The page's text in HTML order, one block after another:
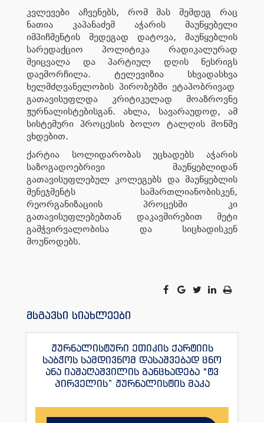
კვლევები აჩვენებს, რომ მას შემდეგ რაც
ნათია კაპანაძემ აჭარის მაუწყებელი
იმპიჩმენტის შედეგად დატოვა, მაუწყებლის
სარედაქციო პოლიტიკა რადიკალურად
შეიცვალა და პარტიულ დღის წესრიგს
დაემორჩილა. ტელევიზია სხვადასხვა
ხელმძღვანელობის პირობებში ეტაპობრივად
გათავისუფლდა კრიტიკულად მოაზროვნე
ჟურნალისტებისგან. ახლა, სავარაუდოდ, ამ
სისტემური პროცესის ბოლო ტალღის მოწმე
ვხდებით.
ქარტია სოლიდარობას უცხადებს აჭარის
საზოგადოებრივი მაუწყებლიდან
გათავისუფლებულ კოლეგებს და მაუწყებლის
მენეჯმენტს სამართლიანობისკენ,
რეორგანიზაციის პროცესში კი
გათავისუფლებებთან დაკავშირებით მეტი
გამჭვირვალობისა და სიცხადისკენ
მოუწოდებს.
მსგავსი სიახლეები
ჟურნალისტური ეთიკის ქარტიის
საბჭოს სამდივნომ დასაშვებად ცნო
ანა იაშაღაშვილის განცხადება “ტვ
პირველის” ჟურნალისტის მაკა